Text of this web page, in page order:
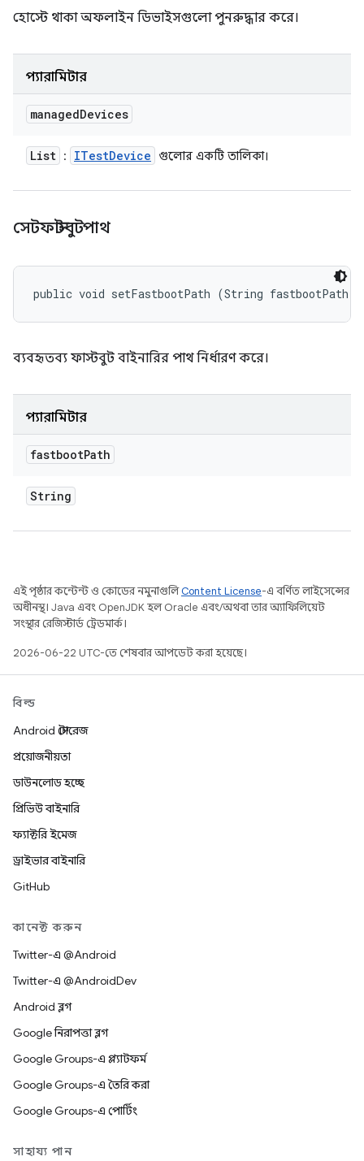
হোস্টে থাকা অফলাইন ডিভাইসগুলো পুনরুদ্ধার করে।
প্যারামিটার
managedDevices
List : ITestDevice গুলোর একটি তালিকা।
সেটফাস্টবুটপাথ
public void setFastbootPath (String fastbootPath)
ব্যবহৃতব্য ফাস্টবুট বাইনারির পাথ নির্ধারণ করে।
প্যারামিটার
fastbootPath
String
এই পৃষ্ঠার কন্টেন্ট ও কোডের নমুনাগুলিContent License-এ বর্ণিত লাইসেন্সের
অধীনস্থ। Java এবং OpenJDK হল Oracle এবং/অথবা তার অ্যাফিলিয়েট
সংস্থার রেজিস্টার্ড ট্রেডমার্ক।
2026-06-22 UTC-তে শেষবার আপডেট করা হয়েছে।
বিল্ড
Android স্টোরেজ
প্রয়োজনীয়তা
ডাউনলোড হচ্ছে
প্রিভিউ বাইনারি
ফ্যাক্টরি ইমেজ
ড্রাইভার বাইনারি
GitHub
কানেক্ট করুন
Twitter-এ @Android
Twitter-এ @AndroidDev
Android ব্লগ
Google নিরাপত্তা ব্লগ
Google Groups-এ প্ল্যাটফর্ম
Google Groups-এ তৈরি করা
Google Groups-এ পোর্টিং
সাহায্য পান